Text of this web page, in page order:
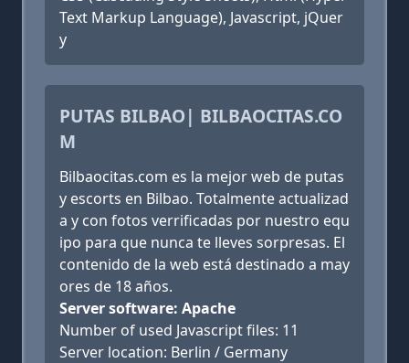
Text Markup Language), Javascript, jQuer
y
PUTAS BILBAO| BILBAOCITAS.CO
M
Bilbaocitas.com es la mejor web de putas
y escorts en Bilbao. Totalmente actualizad
a y con fotos verrificadas por nuestro equ
ipo para que nunca te lleves sorpresas. El
contenido de la web está destinado a may
ores de 18 años.
Server software: Apache
Number of used Javascript files: 11
Server location: Berlin / Germany